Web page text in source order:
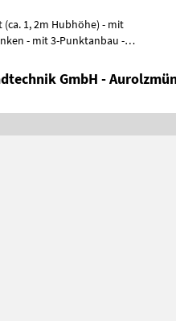
- mit 3-Punktanbau -
GmbH -